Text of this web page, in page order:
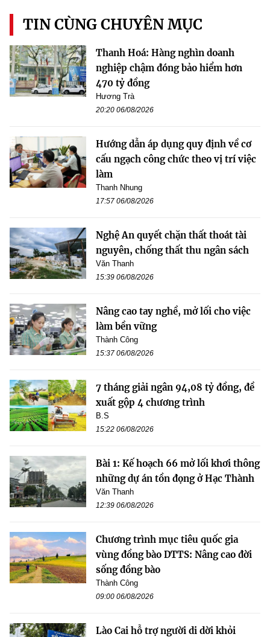
TIN CÙNG CHUYÊN MỤC
Thanh Hoá: Hàng nghìn doanh
nghiệp chậm đóng bảo hiểm hơn
470 tỷ đồng
Hương Trà
20:20 06/08/2026
Hướng dẫn áp dụng quy định về cơ
cấu ngạch công chức theo vị trí việc
làm
Thanh Nhung
17:57 06/08/2026
Nghệ An quyết chặn thất thoát tài
nguyên, chống thất thu ngân sách
Văn Thanh
15:39 06/08/2026
Nâng cao tay nghề, mở lối cho việc
làm bền vững
Thành Công
15:37 06/08/2026
7 tháng giải ngân 94,08 tỷ đồng, đề
xuất gộp 4 chương trình
B.S
15:22 06/08/2026
Bài 1: Kế hoạch 66 mở lối khơi thông
những dự án tồn đọng ở Hạc Thành
Văn Thanh
12:39 06/08/2026
Chương trình mục tiêu quốc gia
vùng đồng bào DTTS: Nâng cao đời
sống đồng bào
Thành Công
09:00 06/08/2026
Lào Cai hỗ trợ người di dời khỏi